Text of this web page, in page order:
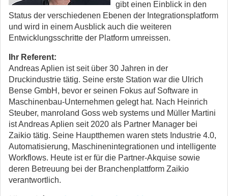
gibt einen Einblick in den
Status der verschiedenen Ebenen der Integrationsplatform
und wird in einem Ausblick auch die weiteren
Entwicklungsschritte der Platform umreissen.
Ihr Referent:
Andreas Aplien ist seit über 30 Jahren in der
Druckindustrie tätig. Seine erste Station war die Ulrich
Bense GmbH, bevor er seinen Fokus auf Software in
Maschinenbau-Unternehmen gelegt hat. Nach Heinrich
Steuber, manroland Goss web systems und Müller Martini
ist Andreas Aplien seit 2020 als Partner Manager bei
Zaikio tätig. Seine Hauptthemen waren stets Industrie 4.0,
Automatisierung, Maschinenintegrationen und intelligente
Workflows. Heute ist er für die Partner-Akquise sowie
deren Betreuung bei der Branchenplattform Zaikio
verantwortlich.